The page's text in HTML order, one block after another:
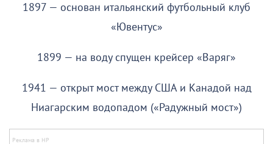
1897 — основан итальянский футбольный клуб
«Ювентус»
1899 — на воду спущен крейсер «Варяг»
1941 — открыт мост между США и Канадой над
Ниагарским водопадом («Радужный мост»)